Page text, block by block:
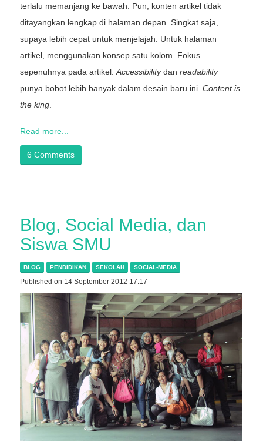
terlalu memanjang ke bawah. Pun, konten artikel tidak
ditayangkan lengkap di halaman depan. Singkat saja,
supaya lebih cepat untuk menjelajah. Untuk halaman
artikel, menggunakan konsep satu kolom. Fokus
sepenuhnya pada artikel.Accessibilitydan readability
punya bobot lebih banyak dalam desain baru ini. Content is
the king.
Read more...
6 Comments
Blog, Social Media, dan
Siswa SMU
BLOG PENDIDIKAN SEKOLAH SOCIAL-MEDIA
Published on 14 September 2012 17:17